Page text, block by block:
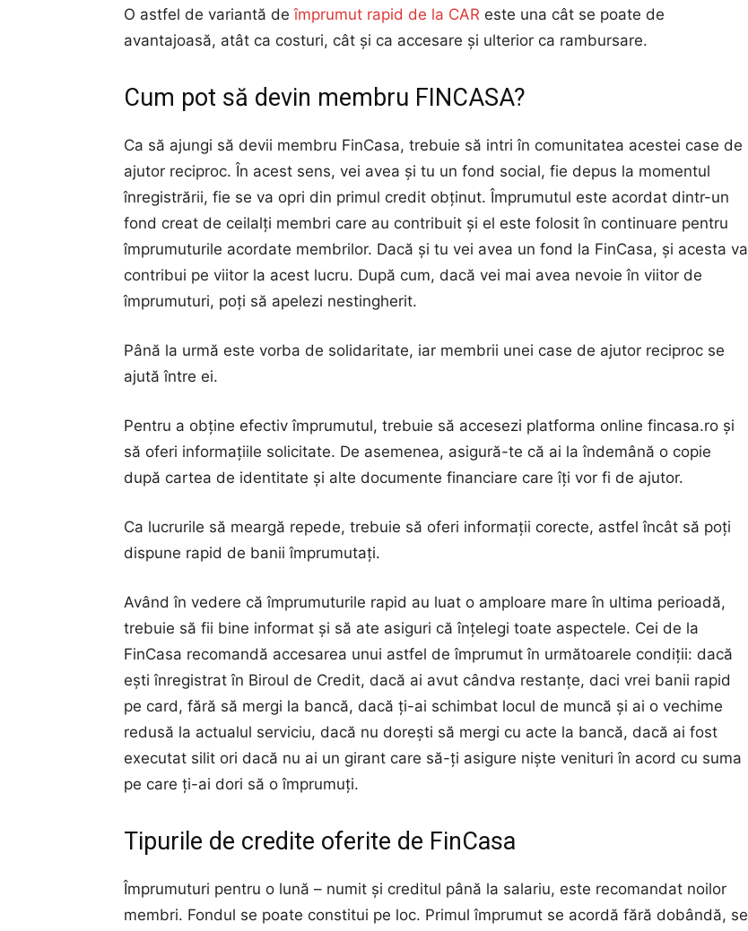
O astfel de variantă deîmprumut rapid de la CAR este una cât se poate de
avantajoasă, atât ca costuri, cât și ca accesare și ulterior ca rambursare.
Cum pot să devin membru FINCASA?
Ca să ajungi să devii membru FinCasa, trebuie să intri în comunitatea acestei case de
ajutor reciproc. În acest sens, vei avea și tu un fond social, fie depus la momentul
înregistrării, fie se va opri din primul credit obținut. Împrumutul este acordat dintr-un
fond creat de ceilalți membri care au contribuit și el este folosit în continuare pentru
împrumuturile acordate membrilor. Dacă și tu vei avea un fond la FinCasa, și acesta va
contribui pe viitor la acest lucru. După cum, dacă vei mai avea nevoie în viitor de
împrumuturi, poți să apelezi nestingherit.
Până la urmă este vorba de solidaritate, iar membrii unei case de ajutor reciproc se
ajută între ei.
Pentru a obține efectiv împrumutul, trebuie să accesezi platforma online fincasa.ro și
să oferi informațiile solicitate. De asemenea, asigură-te că ai la îndemână o copie
după cartea de identitate și alte documente financiare care îți vor fi de ajutor.
Ca lucrurile să meargă repede, trebuie să oferi informații corecte, astfel încât să poți
dispune rapid de banii împrumutați.
Având în vedere că împrumuturile rapid au luat o amploare mare în ultima perioadă,
trebuie să fii bine informat și să ate asiguri că înțelegi toate aspectele. Cei de la
FinCasa recomandă accesarea unui astfel de împrumut în următoarele condiții: dacă
ești înregistrat în Biroul de Credit, dacă ai avut cândva restanțe, daci vrei banii rapid
pe card, fără să mergi la bancă, dacă ți-ai schimbat locul de muncă și ai o vechime
redusă la actualul serviciu, dacă nu dorești să mergi cu acte la bancă, dacă ai fost
executat silit ori dacă nu ai un girant care să-ți asigure niște venituri în acord cu suma
pe care ți-ai dori să o împrumuți.
Tipurile de credite oferite de FinCasa
Împrumuturi pentru o lună – numit și creditul până la salariu, este recomandat noilor
membri. Fondul se poate constitui pe loc. Primul împrumut se acordă fără dobândă, se